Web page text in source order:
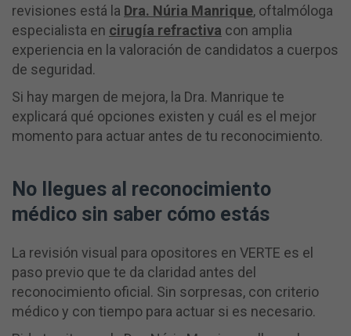
revisiones está la Dra. Núria Manrique, oftalmóloga
especialista en cirugía refractiva con amplia
experiencia en la valoración de candidatos a cuerpos
de seguridad.
Si hay margen de mejora, la Dra. Manrique te
explicará qué opciones existen y cuál es el mejor
momento para actuar antes de tu reconocimiento.
No llegues al reconocimiento
médico sin saber cómo estás
La revisión visual para opositores en VERTE es el
paso previo que te da claridad antes del
reconocimiento oficial. Sin sorpresas, con criterio
médico y con tiempo para actuar si es necesario.